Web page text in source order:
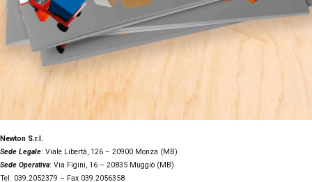
Newton S.r.l.
Sede Legale: Viale Libertà, 126 – 20900 Monza (MB)
Sede Operativa: Via Figini, 16 – 20835 Muggiò (MB)
Tel. 039.2052379 – Fax 039.2056358